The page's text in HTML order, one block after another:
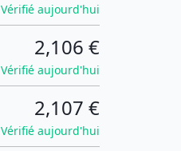
Vérifié aujourd'hui
2,106 €
Vérifié aujourd'hui
2,107 €
Vérifié aujourd'hui